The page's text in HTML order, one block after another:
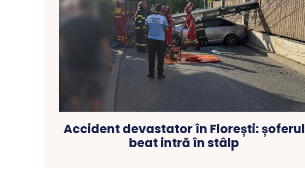
Accident devastator în Florești: șoferul
beat intră în stâlp